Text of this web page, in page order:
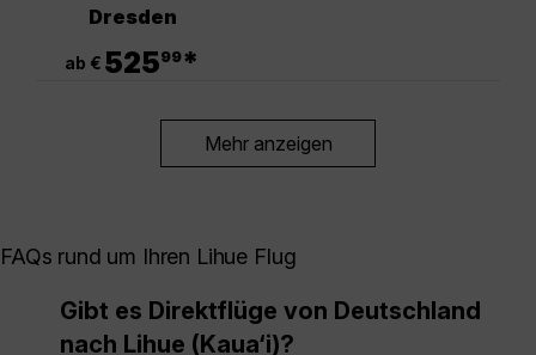
Dresden
ab € 52599*
Mehr anzeigen
FAQs rund um Ihren Lihue Flug
Gibt es Direktflüge von Deutschland
nach Lihue (Kaua‘i)?